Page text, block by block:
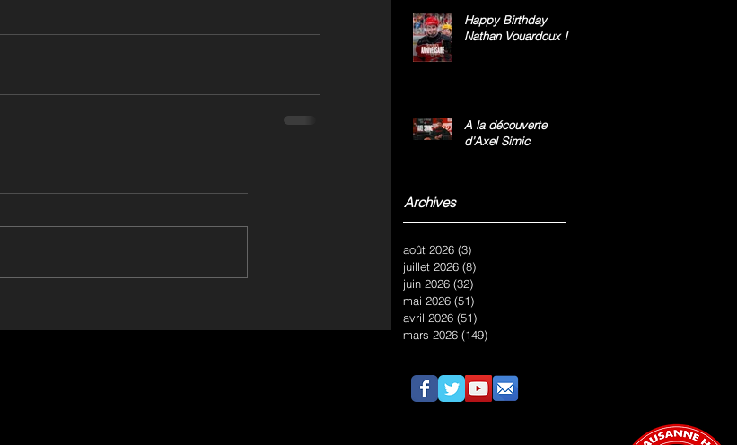
Happy Birthday
Nathan Vouardoux !
A la découverte
d’Axel Simic
Archives
août 2026 (3)
juillet 2026 (8)
juin 2026 (32)
mai 2026 (51)
avril 2026 (51)
mars 2026 (149)